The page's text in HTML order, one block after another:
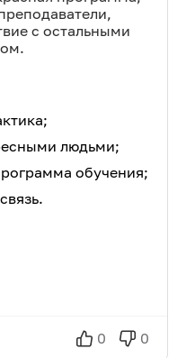
с остальными
людьми;
обучения;
0 0